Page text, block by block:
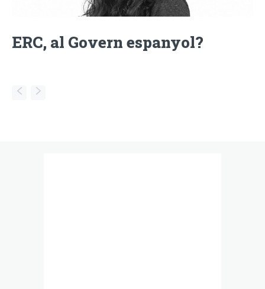
ERC, al Govern espanyol?